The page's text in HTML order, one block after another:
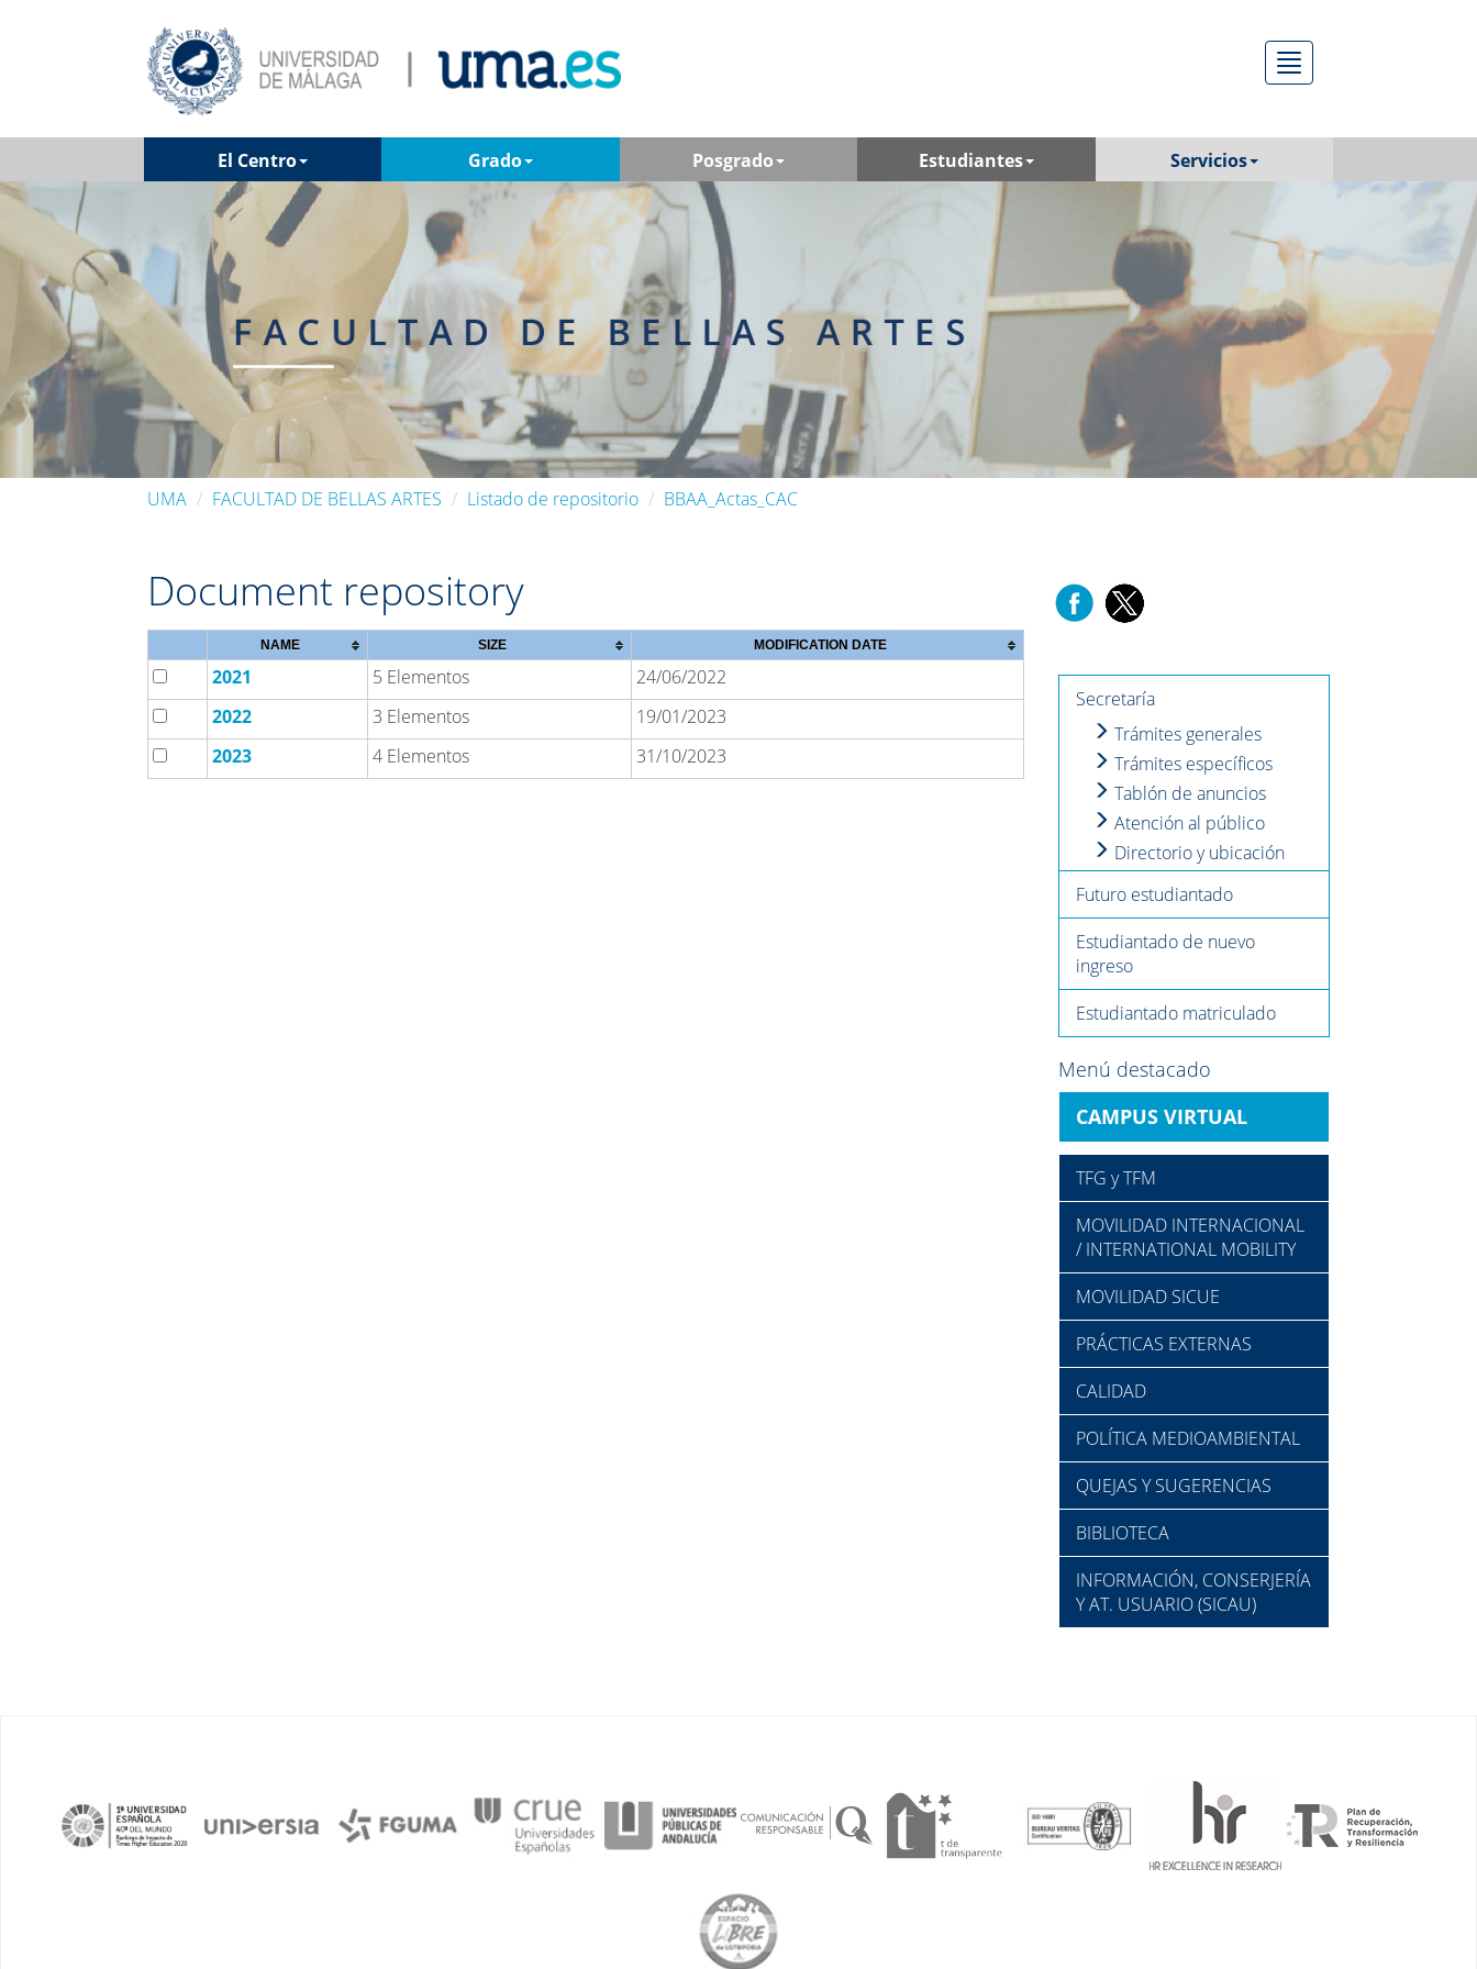
Menú
El Centro Grado Posgrado Estudiantes Servicios
UMA FACULTAD DE BELLAS ARTES Listado de repositorio BBAA_Actas_CAC
Document repository
NAME SIZE MODIFICATION DATE
2021 5 Elementos
24/06/2022
2022
3 Elementos
19/01/2023
2023
4 Elementos 31/10/2023
Secretaría
Trámites generales
Trámites específicos
Tablón de anuncios
Atención al público
Directorio y ubicación
Futuro estudiantado
Estudiantado de nuevo
ingreso
Estudiantado matriculado
Menú destacado
CAMPUS VIRTUAL
TFG y TFM
MOVILIDAD INTERNACIONAL
/ INTERNATIONAL MOBILITY
MOVILIDAD SICUE
PRÁCTICAS EXTERNAS
CALIDAD
POLÍTICA MEDIOAMBIENTAL
QUEJAS Y SUGERENCIAS
BIBLIOTECA
INFORMACIÓN, CONSERJERÍA
Y AT. USUARIO (SICAU)